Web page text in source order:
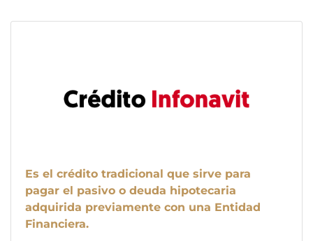
Es el crédito tradicional que sirve para
pagar el pasivo o deuda hipotecaria
adquirida previamente con una Entidad
Financiera.